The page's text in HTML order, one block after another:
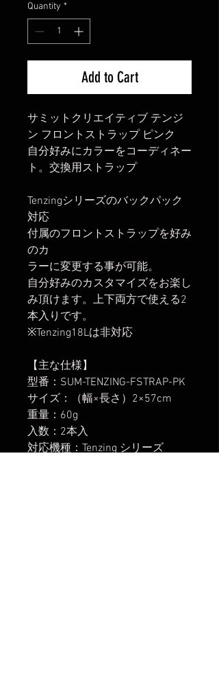
Quantity *
Add to Cart
サミットクリエイティブ テンジ
ン フロントストラップ ピンク
自分好みにカラーをコーディネー
ト。交換用ストラップ
Tenzingシリーズのバックパック
対応
付属のフロントストラップを好み
のカ
ラーに変更する事が可能。
自分好みのカスタマイズをお楽し
み頂けます。上下両方で使える2
本入りです。
※Tenzing18Lは非対応
【主な仕様】
型番：SUM-TENZING-FSTRAP-PK
サイズ：（幅×長さ）2×57cm
重量：60g
入数：2本入
対応機種：Tenzing シリーズ